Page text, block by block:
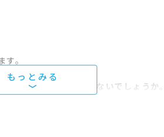
。
た。
係者の方は多いのではないでしょうか